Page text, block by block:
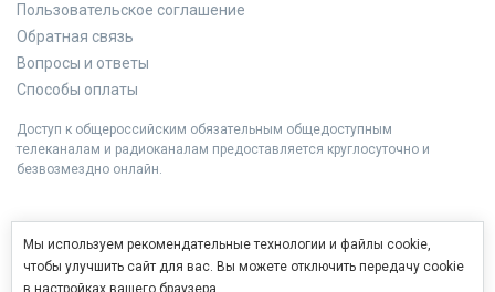
Пользовательское соглашение
Обратная связь
Вопросы и ответы
Способы оплаты
Доступ к общероссийским обязательным общедоступным
телеканалам и радиоканалам предоставляется круглосуточно и
безвозмездно онлайн.
Мы используем рекомендательные технологии и файлы cookie,
чтобы улучшить сайт для вас. Вы можете отключить передачу cookie
в настройках вашего браузера